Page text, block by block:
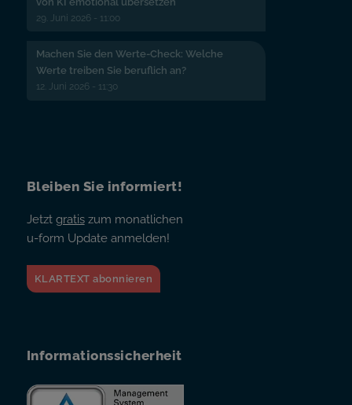
29. Juni 2026 - 11:00
Machen Sie den Werte-Check: Welche
Werte treiben Sie beruflich an?
12. Juni 2026 - 11:30
Bleiben Sie informiert!
Jetzt gratiszum monatlichen
u-form Update anmelden!
KLARTEXT abonnieren
Informationssicherheit